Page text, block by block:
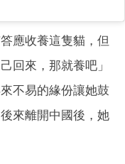
應收養這隻貓，但
回來，那就養吧」
不易的緣份讓她鼓
來離開中國後，她